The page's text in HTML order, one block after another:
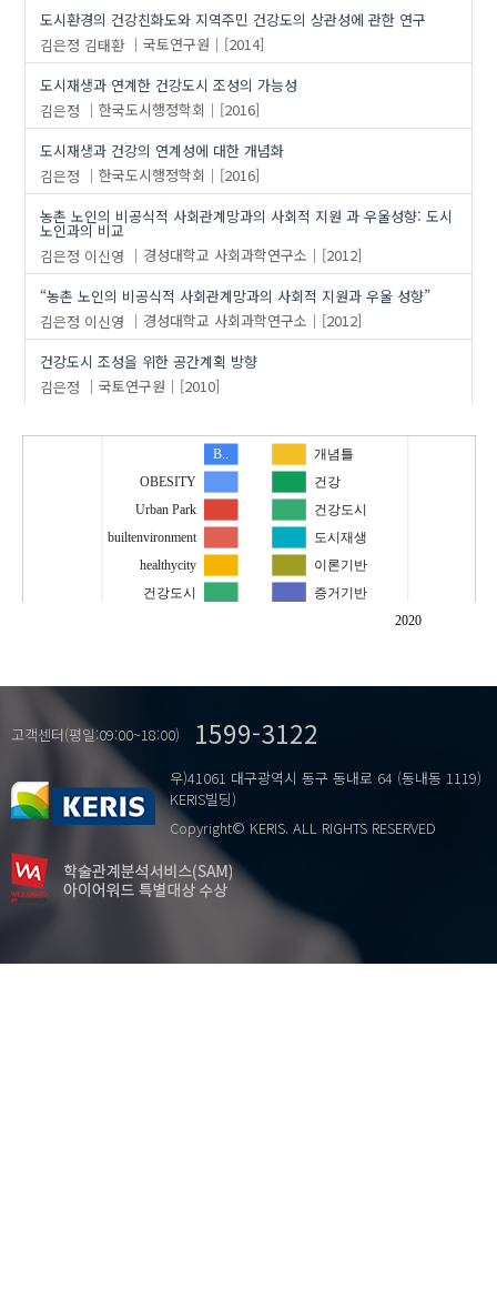
도시환경의 건강친화도와 지역주민 건강도의 상관성에 관한 연구
김은정 김태환 국토연구원
[2014]
도시재생과 연계한 건강도시 조성의 가능성
김은정
한국도시행정학회
[2016]
도시재생과 건강의 연계성에 대한 개념화
김은정
한국도시행정학회
[2016]
농촌 노인의 비공식적 사회관계망과의 사회적 지원 과 우울성향: 도시
노인과의 비교
김은정 이신영 경성대학교 사회과학연구소
[2012]
“농촌 노인의 비공식적 사회관계망과의 사회적 지원과 우울 성향”
김은정 이신영 경성대학교 사회과학연구소
[2012]
건강도시 조성을 위한 공간계획 방향
김은정
국토연구원 [2010]
2020
B..
OBESITY
Urban Park
builtenvironment
healthycity
개념틀
건강
건강도시
건강도시
도시재생
상관성
이론기반
증거기반
체질량지수
고객센터(평일:09:00~18:00) 1599-3122
우)41061 대구광역시 동구 동내로 64 (동내동 1119)
KERIS빌딩)
Copyright© KERIS. ALL RIGHTS RESERVED